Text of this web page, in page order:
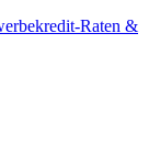
Raten &